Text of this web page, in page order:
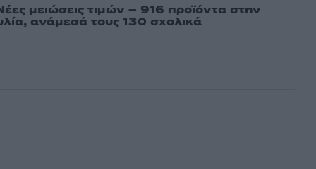
μειώσεις τιμών – 916 προϊόντα στην
ανάμεσά τους 130 σχολικά